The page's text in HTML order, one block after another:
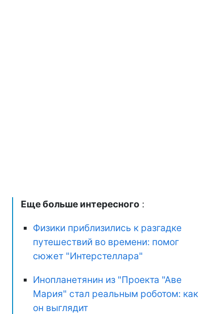
Еще больше интересного :
Физики приблизились к разгадке
путешествий во времени: помог
сюжет "Интерстеллара"
Инопланетянин из "Проекта "Аве
Мария" стал реальным роботом: как
он выглядит